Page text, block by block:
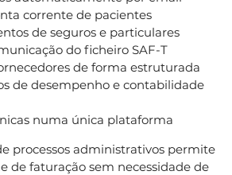
corrente de pacientes
de seguros e particulares
do ficheiro SAF-T
de forma estruturada
de desempenho e contabilidade
numa única plataforma
processos administrativos permite
de faturação sem necessidade de